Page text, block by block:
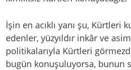
İşin en acıklı yanı şu, Kürtleri
edenler, yüzyıldır inkâr ve
politikalarıyla Kürtleri
bugün konuşuluyorsa, bunun